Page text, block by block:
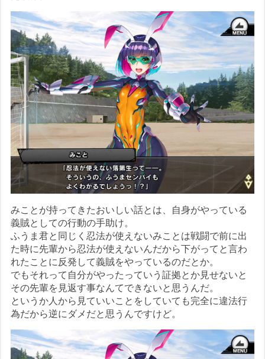
みことが持ってきたおいしい話とは、自身がやっている
義賊としての行動の手助け。
ふうま君と同じく忍法が使えないみことは戦闘で前に出
た時に先輩から忍法が使えないんだから下がってと言わ
れたことに反発して義賊をやっているのだとか。
でもそれって自分がやったっていう証拠とか見せないと
その先輩を見返す事なんてできないと思うんだ。
というか人から見ていいことをしていても完全に違法行
為だから逆にダメだと思うんですけど。